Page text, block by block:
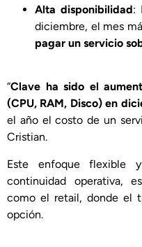
Alta disponibilidad:
diciembre, el mes
pagar un servicio
“Clave ha sido el
(CPU, RAM, Disco) en
el año el costo de un
Cristian.
Este enfoque flexible
continuidad operativa,
como el retail, donde el
opción.